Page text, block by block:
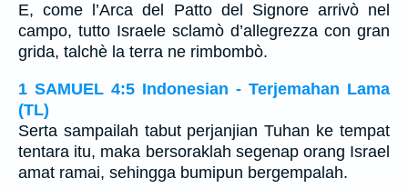
E, come l’Arca del Patto del Signore arrivò nel
campo, tutto Israele sclamò d’allegrezza con gran
grida, talchè la terra ne rimbombò.
1 SAMUEL 4:5 Indonesian - Terjemahan Lama
(TL)
Serta sampailah tabut perjanjian Tuhan ke tempat
tentara itu, maka bersoraklah segenap orang Israel
amat ramai, sehingga bumipun bergempalah.